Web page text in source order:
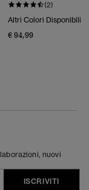
(2)
Altri Colori Disponibili
€ 94,99
nuovi
ISCRIVITI